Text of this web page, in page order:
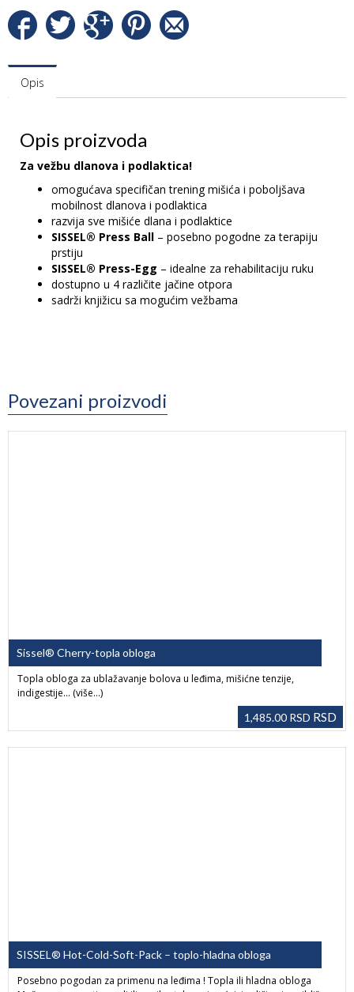
Opis
Opis proizvoda
Za vežbu dlanova i podlaktica!
omogućava specifičan trening mišića i poboljšava
mobilnost dlanova i podlaktica
razvija sve mišiće dlana i podlaktice
SISSEL® Press Ball – posebno pogodne za terapiju
prstiju
SISSEL® Press-Egg – idealne za rehabilitaciju ruku
dostupno u 4 različite jačine otpora
sadrži knjižicu sa mogućim vežbama
Povezani proizvodi
Sissel® Cherry-topla obloga
Topla obloga za ublažavanje bolova u leđima, mišićne tenzije,
indigestije… (više…)
1,485.00 RSD RSD
SISSEL® Hot-Cold-Soft-Pack – toplo-hladna obloga
Posebno pogodan za primenu na leđima ! Topla ili hladna obloga